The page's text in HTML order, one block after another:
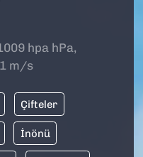
hpa hPa,
m/s
Çifteler
İnönü